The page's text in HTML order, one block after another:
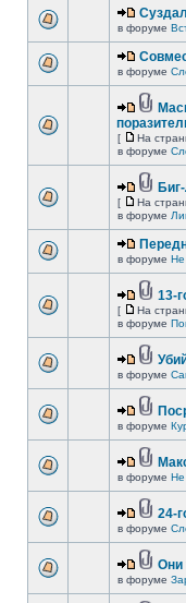
в форуме
в форуме
[ На
в форуме
[ На
в форуме
в форуме Не
13-
[ На
в форуме
в форуме
в форуме
в форуме Не
24-
в форуме
Они
в форуме